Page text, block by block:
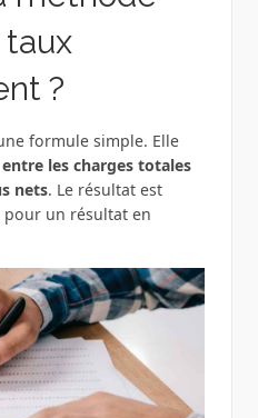
?
formule simple. Elle
les charges totales
nets. Le résultat est
un résultat en